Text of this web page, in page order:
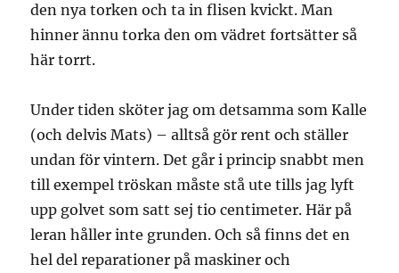
den nya torken och ta in flisen kvickt. Man
hinner ännu torka den om vädret fortsätter så
här torrt.
Under tiden sköter jag om detsamma som Kalle
(och delvis Mats) – alltså gör rent och ställer
undan för vintern. Det går i princip snabbt men
till exempel tröskan måste stå ute tills jag lyft
upp golvet som satt sej tio centimeter. Här på
leran håller inte grunden. Och så finns det en
hel del reparationer på maskiner och